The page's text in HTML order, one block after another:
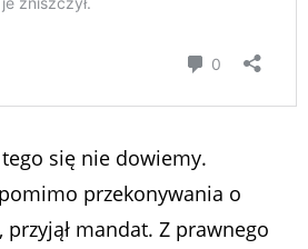
tego się nie dowiemy.
przekonywania o
mandat. Z prawnego